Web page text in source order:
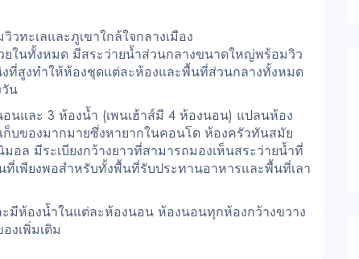
ทะเลและภูเขาใกล้ใจกลางเมือง
ในทั้งหมด มีสระว่ายน้ำส่วนกลางขนาดใหญ่พร้อมวิว
ที่สูงทำให้ห้องชุดแต่ละห้องและพื้นที่ส่วนกลางทั้งหมด
น
นและ 3 ห้องน้ำ (เพนเฮ้าส์มี 4 ห้องนอน) แปลนห้อง
ก็บของมากมายซึ่งหายากในคอนโด ห้องครัวทันสมัย
ล มีระเบียงกว้างยาวที่สามารถมองเห็นสระว่ายน้ำที่
เพียงพอสำหรับทั้งพื้นที่รับประทานอาหารและพื้นที่เลา
มีห้องน้ำในแต่ละห้องนอน ห้องนอนทุกห้องกว้างขวาง
งเพิ่มเติม